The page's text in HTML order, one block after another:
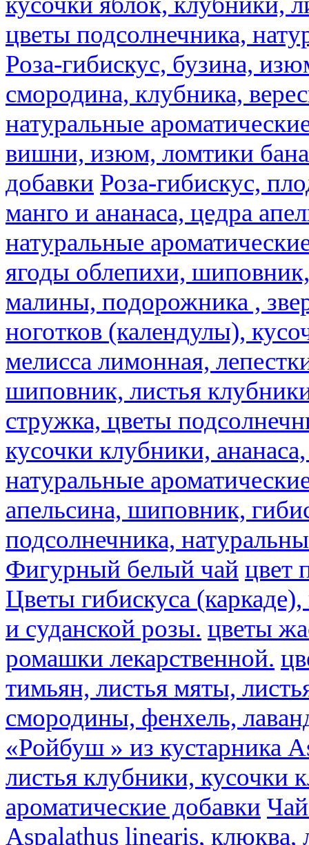
цветы подсолнечника,
Роза-гибискус, бузина,
смородина, клубника,
натуральные
вишни, изюм, ломтики
добавки Роза-гибискус,
манго и ананаса, цедра
натуральные
ягоды облепихи,
малины, подорожника ,
ноготков (календулы),
мелисса лимонная,
шиповник, листья
стружка, цветы
кусочки клубники,
натуральные
апельсина, шиповник,
подсолнечника,
Фигурный белый чай цвет
Цветы гибискуса
и суданской розы. цветы
ромашки лекарственной.
тимьян, листья мяты,
смородины, фенхель,
«Ройбуш » из кустарника
листья клубники, кусочки
ароматические добавки
Aspalathus linearis, клюква,